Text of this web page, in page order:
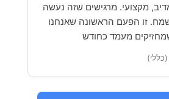
מקצועי. מרגישים שזה נעשה
זו הפעם הראשונה שאנחנו
מעמד כחודש
(כללי)